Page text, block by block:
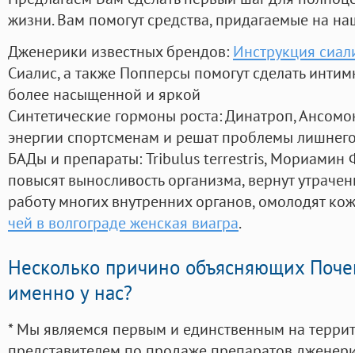
жизни. Вам помогут средства, придагаемые на
Дженерики известных брендов: Инструкция
Сиалис, а также Попперсы помогут сделать
более насыщенной и яркой
Синтетические гормоны роста: Динатроп,
энергии спортсменам и решат проблемы
БАДы и препараты:Tribulus terrestris, Мориамин
повысят выносливость организма, вернут
работу многих внутренних органов, омолодят
чей в волгограде женская виагра.
Несколько причино объясняющих
именно у нас?
* Мы являемся первым и единственным на